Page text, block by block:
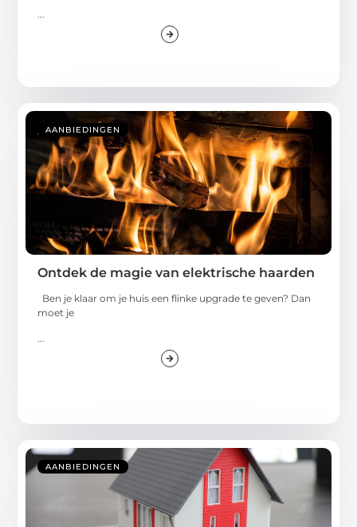
AANBIEDINGEN
Ontdek de magie van elektrische haarden
Ben je klaar om je huis een flinke upgrade te geven? Dan
moet je
...
AANBIEDINGEN